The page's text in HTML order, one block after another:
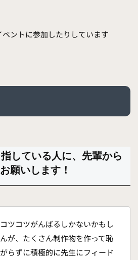
ントに参加したりしています
している人に、先輩から
願いします！
ツコツがんばるしかないかもし
が、たくさん制作物を作って恥
らずに積極的に先生にフィード